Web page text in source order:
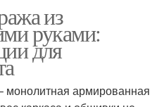
из
руками:
для
монолитная армированная